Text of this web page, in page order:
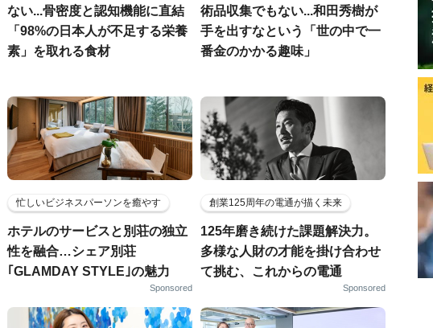
ない...骨密度と認知機能に直結
「98%の日本人が不足する栄養
素」を取れる食材
術品収集でもない...和田秀樹が
手を出すなという「世の中で一
番金のかかる趣味」
忙しいビジネスパーソンを癒やす
ホテルのサービスと別荘の独立
性を融合…シェア別荘
｢GLAMDAY STYLE｣の魅力
Sponsored
創業125周年の電通が描く未来
125年磨き続けた課題解決力。
多様な人財の才能を掛け合わせ
て挑む、これからの電通
Sponsored